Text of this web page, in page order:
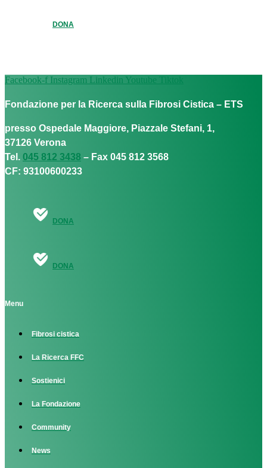
DONA
Facebook-f Instagram Linkedin Youtube Tiktok
Fondazione per la Ricerca sulla Fibrosi Cistica – ETS
presso Ospedale Maggiore, Piazzale Stefani, 1,
37126 Verona
Tel. 045 812 3438 – Fax 045 812 3568
CF: 93100600233
DONA
DONA
Menu
Fibrosi cistica
La Ricerca FFC
Sostienici
La Fondazione
Community
News